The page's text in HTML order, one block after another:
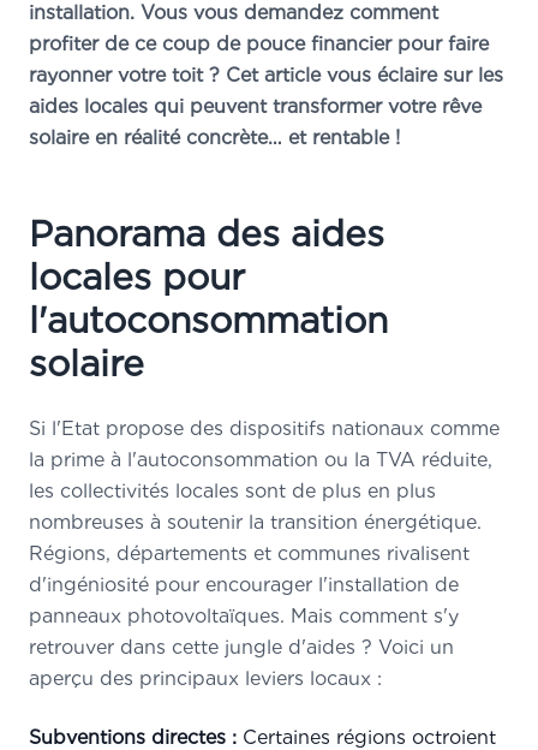
installation. Vous vous demandez comment
profiter de ce coup de pouce financier pour faire
rayonner votre toit ? Cet article vous éclaire sur les
aides locales qui peuvent transformer votre rêve
solaire en réalité concrète… et rentable !
Panorama des aides
locales pour
l'autoconsommation
solaire
Si l'Etat propose des dispositifs nationaux comme
la prime à l'autoconsommation ou la TVA réduite,
les collectivités locales sont de plus en plus
nombreuses à soutenir la transition énergétique.
Régions, départements et communes rivalisent
d'ingéniosité pour encourager l'installation de
panneaux photovoltaïques. Mais comment s'y
retrouver dans cette jungle d'aides ? Voici un
aperçu des principaux leviers locaux :
Subventions directes : Certaines régions octroient